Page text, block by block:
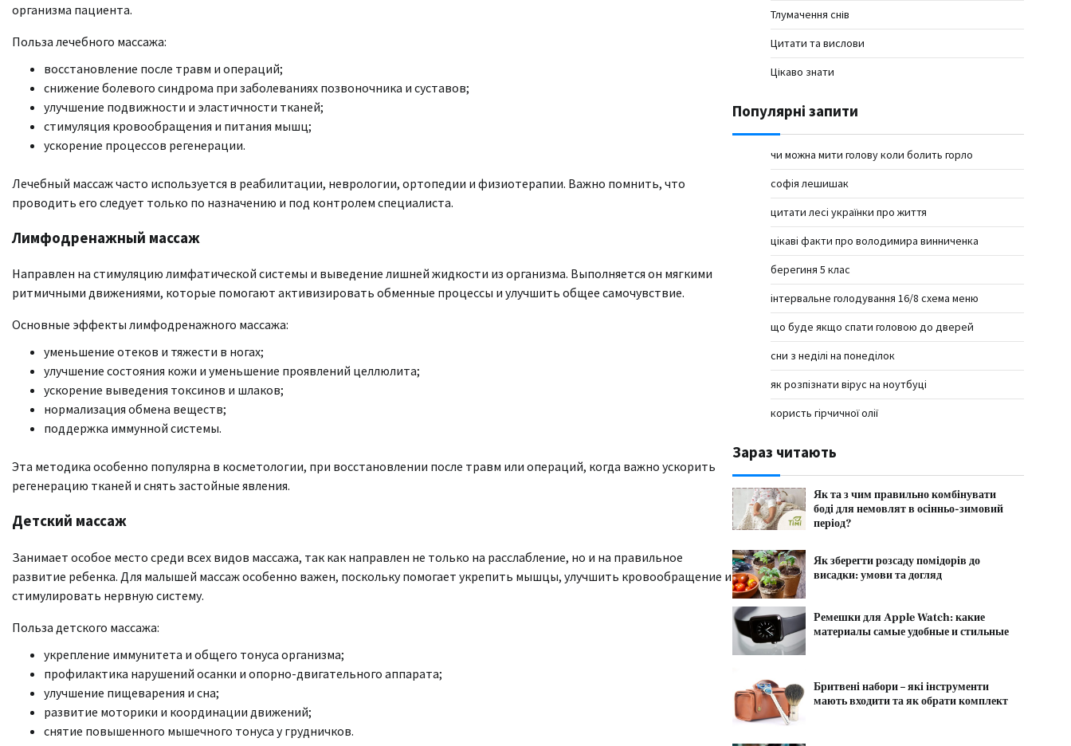
организма пациента.
Польза лечебного массажа:
восстановление после травм и операций;
снижение болевого синдрома при заболеваниях позвоночника и суставов;
улучшение подвижности и эластичности тканей;
стимуляция кровообращения и питания мышц;
ускорение процессов регенерации.
Лечебный массаж часто используется в реабилитации, неврологии, ортопедии и физиотерапии. Важно помнить, что
проводить его следует только по назначению и под контролем специалиста.
Лимфодренажный массаж
Направлен на стимуляцию лимфатической системы и выведение лишней жидкости из организма. Выполняется он мягкими
ритмичными движениями, которые помогают активизировать обменные процессы и улучшить общее самочувствие.
Основные эффекты лимфодренажного массажа:
уменьшение отеков и тяжести в ногах;
улучшение состояния кожи и уменьшение проявлений целлюлита;
ускорение выведения токсинов и шлаков;
нормализация обмена веществ;
поддержка иммунной системы.
Эта методика особенно популярна в косметологии, при восстановлении после травм или операций, когда важно ускорить
регенерацию тканей и снять застойные явления.
Детский массаж
Занимает особое место среди всех видов массажа, так как направлен не только на расслабление, но и на правильное
развитие ребенка. Для малышей массаж особенно важен, поскольку помогает укрепить мышцы, улучшить кровообращение и
стимулировать нервную систему.
Польза детского массажа:
укрепление иммунитета и общего тонуса организма;
профилактика нарушений осанки и опорно-двигательного аппарата;
улучшение пищеварения и сна;
развитие моторики и координации движений;
снятие повышенного мышечного тонуса у грудничков.
Тлумачення снів
Цитати та вислови
Цікаво знати
Популярні запити
чи можна мити голову коли болить горло
софія лешишак
цитати лесі українки про життя
цікаві факти про володимира винниченка
берегиня 5 клас
інтервальне голодування 16/8 схема меню
що буде якщо спати головою до дверей
сни з неділі на понеділок
як розпізнати вірус на ноутбуці
користь гірчичної олії
Зараз читають
Як та з чим правильно комбінувати
боді для немовлят в осінньо-зимовий
період?
Як зберегти розсаду помідорів до
висадки: умови та догляд
Ремешки для Apple Watch: какие
материалы самые удобные и стильные
Бритвені набори – які інструменти
мають входити та як обрати комплект